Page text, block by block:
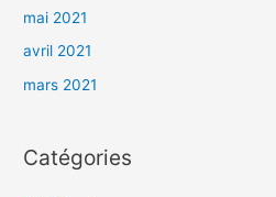
mai 2021
avril 2021
mars 2021
Catégories